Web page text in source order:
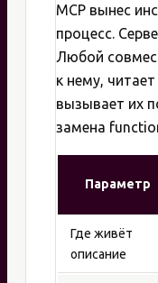
MCP вынес
процесс.
Любой
к нему,
вызывает их
замена
Параметр
Где живёт
описание